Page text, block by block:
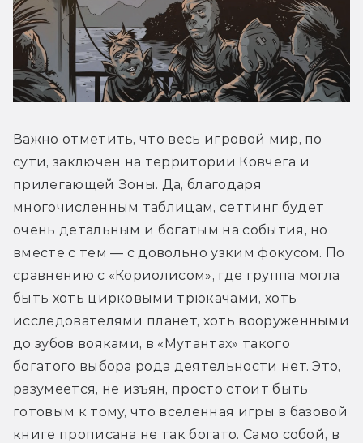
Важно отметить, что весь игровой мир, по
сути, заключён на территории Ковчега и
прилегающей Зоны. Да, благодаря
многочисленным таблицам, сеттинг будет
очень детальным и богатым на события, но
вместе с тем — с довольно узким фокусом. По
сравнению с «Кориолисом», где группа могла
быть хоть цирковыми трюкачами, хоть
исследователями планет, хоть вооружёнными
до зубов вояками, в «Мутантах» такого
богатого выбора рода деятельности нет. Это,
разумеется, не изъян, просто стоит быть
готовым к тому, что вселенная игры в базовой
книге прописана не так богато. Само собой, в